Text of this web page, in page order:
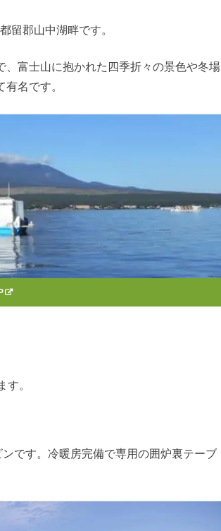
留郡山中湖畔です。
富士山に抱かれた四季折々の景色や冬場
名です。
。
です。冷暖房完備で専用の囲炉裏テーブ